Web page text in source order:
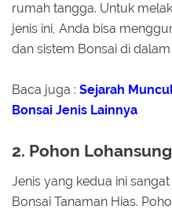
rumah tangga. Untuk
jenis ini, Anda bisa
dan sistem Bonsai di
Baca juga : Sejarah
Bonsai Jenis Lainnya
2. Pohon
Jenis yang kedua ini
Bonsai Tanaman Hias.